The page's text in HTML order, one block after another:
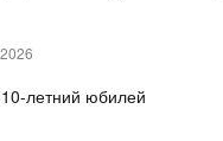
летний юбилей
увеличилось до 3742